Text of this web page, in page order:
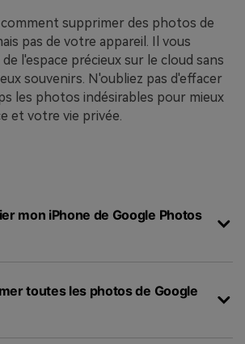
comment supprimer des photos de
pas de votre appareil. Il vous
l'espace précieux sur le cloud sans
souvenirs. N'oubliez pas d'effacer
les photos indésirables pour mieux
et votre vie privée.
mon iPhone de Google Photos
toutes les photos de Google